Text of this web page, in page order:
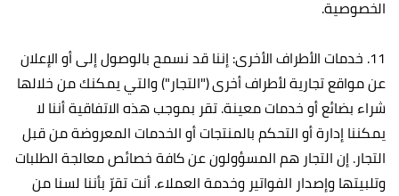
الخصوصية.
11. خدمات الأطراف الأخرى: إننا قد نسمح بالوصول إلى أو الإعلان
عن مواقع تجارية لأطراف أخرى ("التجار") والتي يمكنك من خلالها
شراء بضائع أو خدمات معينة. تقر بموجب هذه الاتفاقية أننا لا
يمكننا إدارة أو التحكم بالمنتجات أو الخدمات المعروضة من قبل
التجار. إن التجار هم المسؤولون عن كافة خصائص معالجة الطلبات
وتلبيتها وإصدار الفواتير وخدمة العملاء. أنت تقرّ بأننا لسنا من